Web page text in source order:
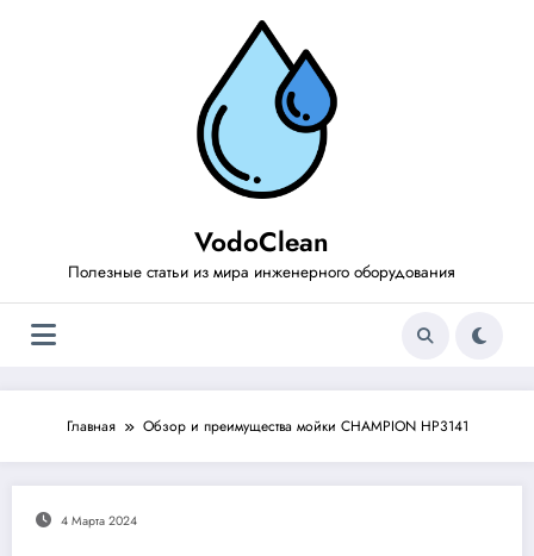
VodoClean
Полезные статьи из мира инженерного оборудования
Главная Обзор и преимущества мойки CHAMPION HP3141
4 Марта 2024